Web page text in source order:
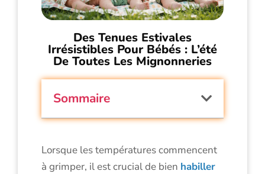
Des Tenues Estivales
Irrésistibles Pour Bébés : L’été
De Toutes Les Mignonneries
Sommaire
Lorsque les températures commencent
à grimper, il est crucial de bien habiller